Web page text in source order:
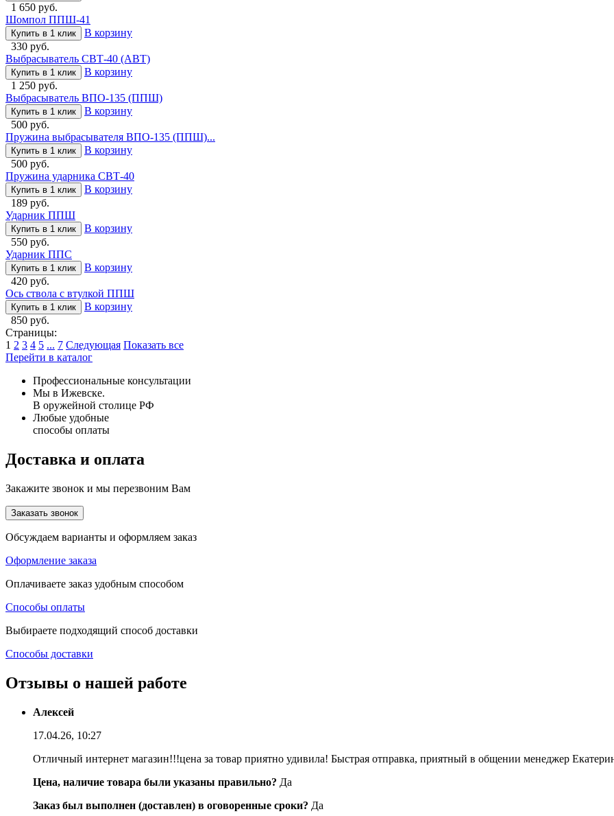
1 650 руб.
Шомпол ППШ-41
Купить в 1 клик
В корзину
330 руб.
Выбрасыватель СВТ-40 (АВТ)
Купить в 1 клик
В корзину
1 250 руб.
Выбрасыватель ВПО-135 (ППШ)
Купить в 1 клик
В корзину
500 руб.
Пружина выбрасывателя ВПО-135 (ППШ)...
Купить в 1 клик
В корзину
500 руб.
Пружина ударника СВТ-40
Купить в 1 клик
В корзину
189 руб.
Ударник ППШ
Купить в 1 клик
В корзину
550 руб.
Ударник ППС
Купить в 1 клик
В корзину
420 руб.
Ось ствола с втулкой ППШ
Купить в 1 клик
В корзину
850 руб.
Страницы:
1 2 3 4 5 ... 7 Следующая Показать все
Перейти в каталог
Профессиональные консультации
Мы в Ижевске.
В оружейной столице РФ
Любые удобные
способы оплаты
Доставка и оплата
Закажите звонок и мы перезвоним Вам
Заказать звонок
Обсуждаем варианты и оформляем заказ
Оформление заказа
Оплачиваете заказ удобным способом
Способы оплаты
Выбираете подходящий способ доставки
Способы доставки
Отзывы о нашей работе
Алексей
17.04.26, 10:27
Отличный интернет магазин!!!цена за товар приятно удивила! Быстрая отправка, приятный в общении менеджер
Цена, наличие товара были указаны правильно? Да
Заказ был выполнен (доставлен) в оговоренные сроки? Да